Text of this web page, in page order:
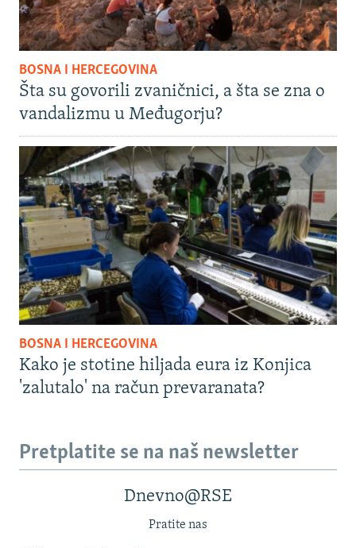
BOSNA I HERCEGOVINA
Šta su govorili zvaničnici, a šta se zna o
vandalizmu u Međugorju?
BOSNA I HERCEGOVINA
Kako je stotine hiljada eura iz Konjica
'zalutalo' na račun prevaranata?
Pretplatite se na naš newsletter
Dnevno@RSE
Pratite nas